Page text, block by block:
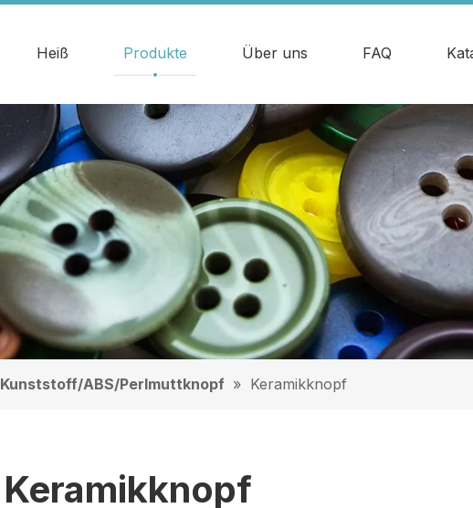
Heiß Produkte Über uns FAQ
Kunststoff/ABS/Perlmuttknopf » Keramikknopf
Keramikknopf